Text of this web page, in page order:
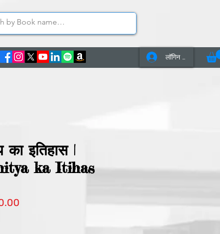
Contact Us लॉगिन करें
का इतिहास |
ka Itihas